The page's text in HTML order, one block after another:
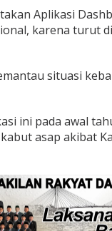
Aplikasi
karena turut
situasi
ini pada awal
kabut asap akibat